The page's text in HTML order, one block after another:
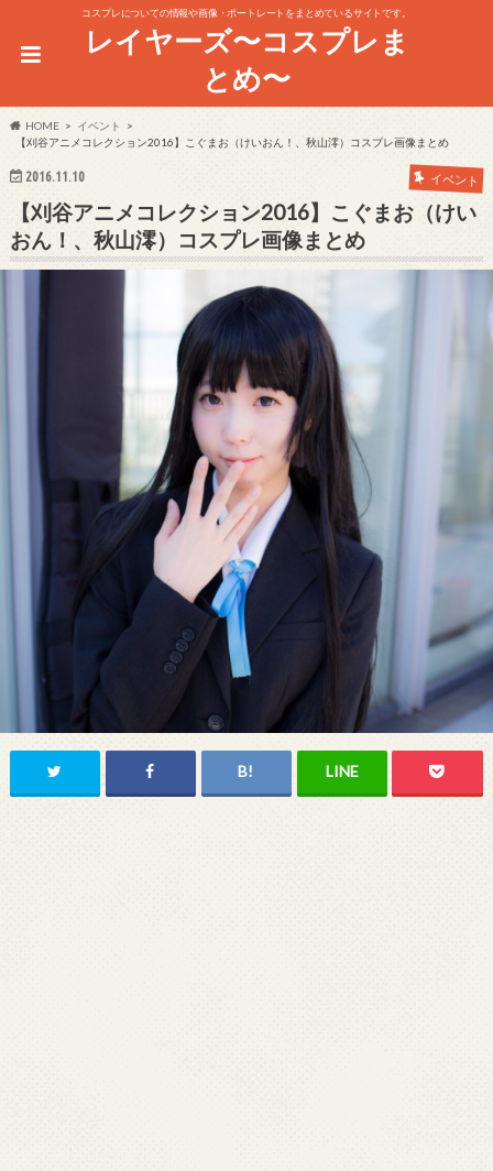
コスプレについての情報や画像・ポートレートをまとめているサイトです。
レイヤーズ〜コスプレま
とめ〜
HOME
イベント
【刈谷アニメコレクション2016】こぐまお（けいおん！、秋山澪）コスプレ画像まとめ
2016.11.10 イベント
【刈谷アニメコレクション2016】こぐまお（けい
おん！、秋山澪）コスプレ画像まとめ